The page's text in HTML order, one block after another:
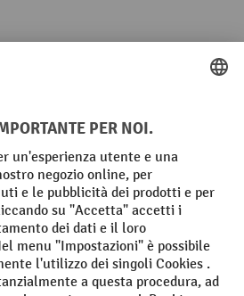
dei dati Impronta
costsand possible delivery charges,
scorte. Lo sconto non si applica